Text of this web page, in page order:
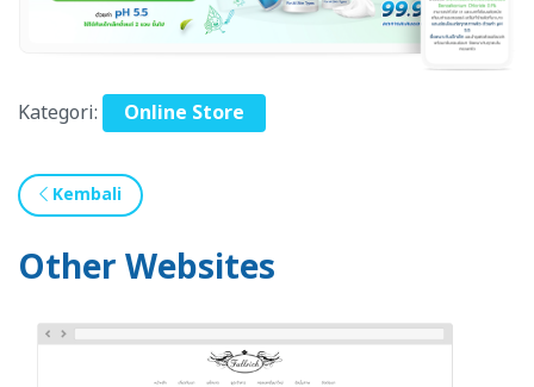
Kategori: Online Store
Kembali
Other Websites